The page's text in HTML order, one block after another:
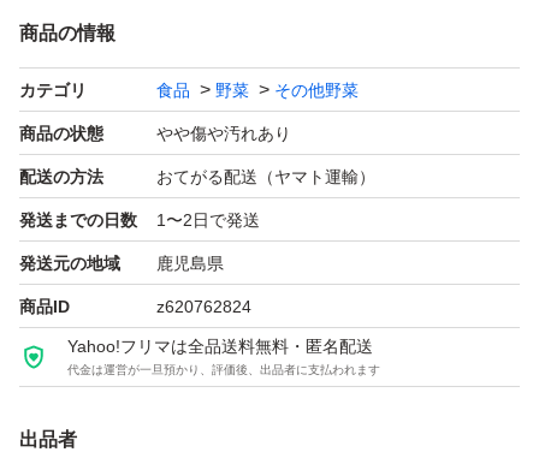
商品の情報
カテゴリ 食品 野菜 その他野菜
商品の状態 やや傷や汚れあり
配送の方法 おてがる配送（ヤマト運輸）
発送までの日数 1〜2日で発送
発送元の地域 鹿児島県
商品ID z620762824
Yahoo!フリマは全品送料無料・匿名配送
代金は運営が一旦預かり、評価後、出品者に支払われます
出品者